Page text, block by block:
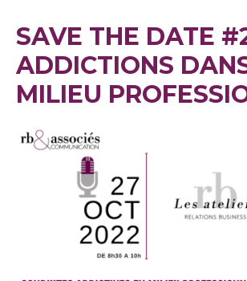
SAVE THE DATE
ADDICTIONS
MILIEU